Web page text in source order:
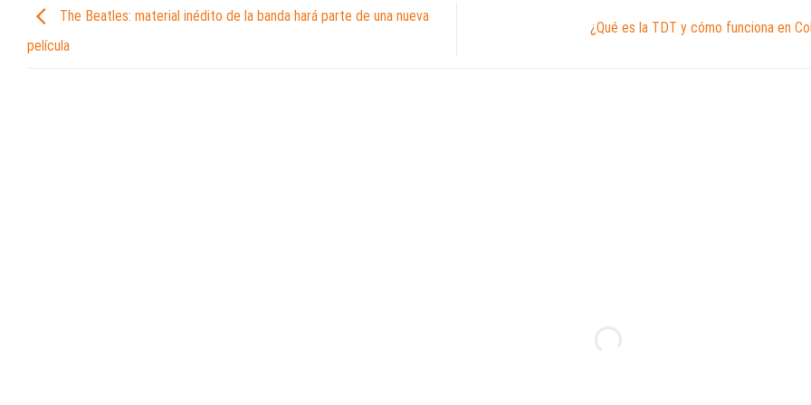
The Beatles: material inédito de la banda hará parte de una nueva
película
¿Qué es la TDT y cómo funciona en